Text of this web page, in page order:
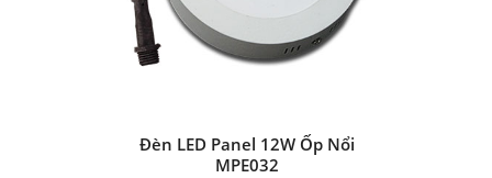
Đèn LED Panel 12W Ốp Nổi
MPE032